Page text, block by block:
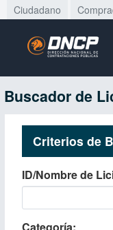
Ciudadano
Buscador de
Criterios de
ID/Nombre de